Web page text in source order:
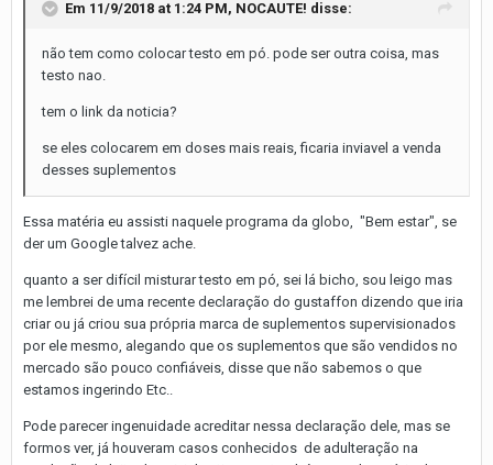
Em 11/9/2018 at 1:24 PM, NOCAUTE! disse:
não tem como colocar testo em pó. pode ser outra coisa, mas
testo nao.
tem o link da noticia?
se eles colocarem em doses mais reais, ficaria inviavel a venda
desses suplementos
Essa matéria eu assisti naquele programa da globo, "Bem estar", se
der um Google talvez ache.
quanto a ser difícil misturar testo em pó, sei lá bicho, sou leigo mas
me lembrei de uma recente declaração do gustaffon dizendo que iria
criar ou já criou sua própria marca de suplementos supervisionados
por ele mesmo, alegando que os suplementos que são vendidos no
mercado são pouco confiáveis, disse que não sabemos o que
estamos ingerindo Etc..
Pode parecer ingenuidade acreditar nessa declaração dele, mas se
formos ver, já houveram casos conhecidos de adulteração na